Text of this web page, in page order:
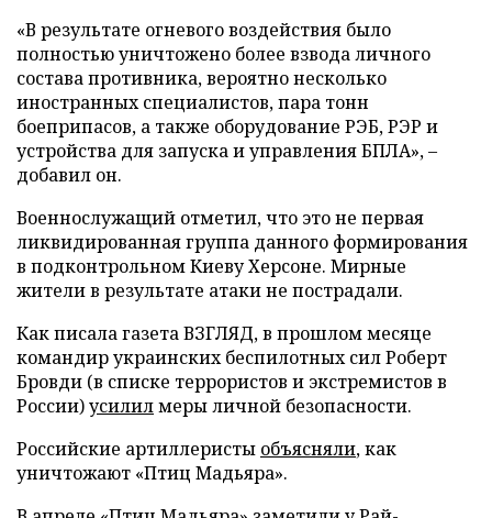
«В результате огневого воздействия было
полностью уничтожено более взвода личного
состава противника, вероятно несколько
иностранных специалистов, пара тонн
боеприпасов, а также оборудование РЭБ, РЭР и
устройства для запуска и управления БПЛА», –
добавил он.
Военнослужащий отметил, что это не первая
ликвидированная группа данного формирования
в подконтрольном Киеву Херсоне. Мирные
жители в результате атаки не пострадали.
Как писала газета ВЗГЛЯД, в прошлом месяце
командир украинских беспилотных сил Роберт
Бровди (в списке террористов и экстремистов в
России)усилилмеры личной безопасности.
Российские артиллеристы объясняли, как
уничтожают «Птиц Мадьяра».